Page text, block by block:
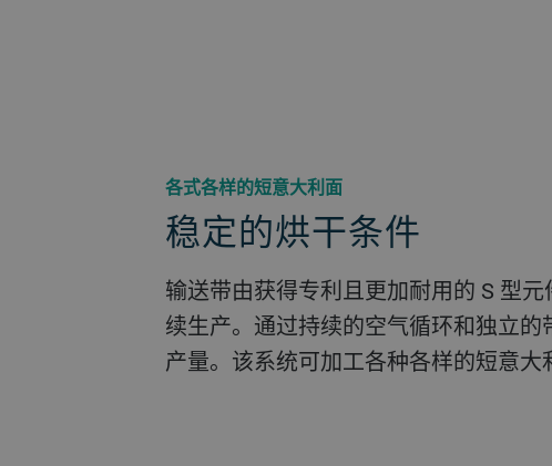
各式各样的短意大利面
稳定的烘干条件
输送带由获得专利且更加耐用的 S 型
续生产。通过持续的空气循环和独立的
产量。该系统可加工各种各样的短意大